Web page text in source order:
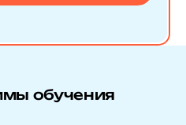
обучения